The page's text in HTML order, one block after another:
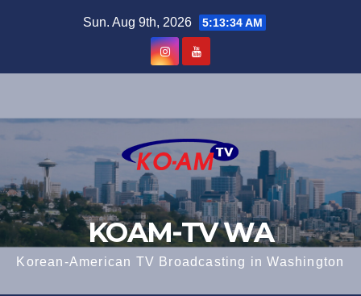
Sun. Aug 9th, 2026 5:13:35 AM
KOAM-TV WA
Korean-American TV Broadcasting in Washington